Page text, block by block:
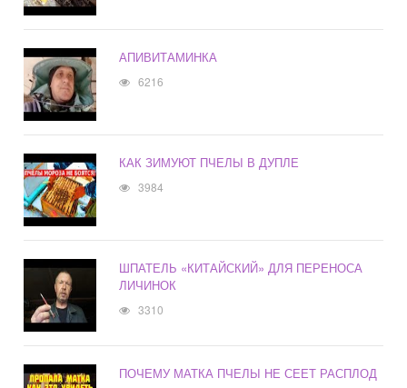
АПИВИТАМИНКА
6216
КАК ЗИМУЮТ ПЧЕЛЫ В ДУПЛЕ
3984
ШПАТЕЛЬ «КИТАЙСКИЙ» ДЛЯ ПЕРЕНОСА
ЛИЧИНОК
3310
ПОЧЕМУ МАТКА ПЧЕЛЫ НЕ СЕЕТ РАСПЛОД